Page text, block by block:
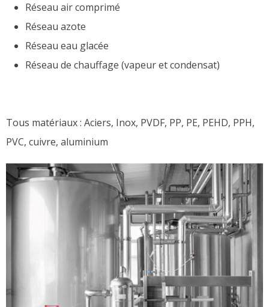
Réseau air comprimé
Réseau azote
Réseau eau glacée
Réseau de chauffage (vapeur et condensat)
Tous matériaux : Aciers, Inox, PVDF, PP, PE, PEHD, PPH,
PVC, cuivre, aluminium